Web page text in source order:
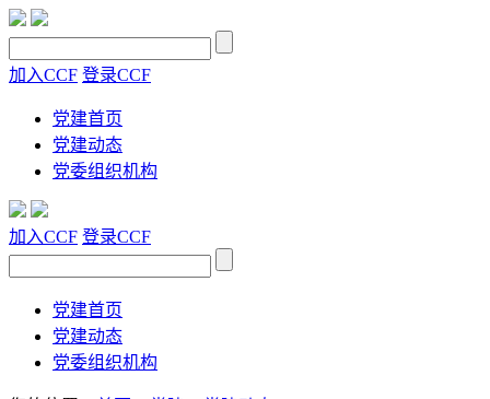
加入CCF 登录CCF
党建首页
党建动态
党委组织机构
加入CCF 登录CCF
党建首页
党建动态
党委组织机构